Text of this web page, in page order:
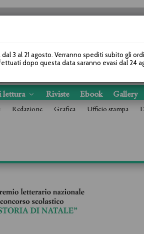
lettura Riviste Ebook Gallery
Redazione Grafica Ufficio stampa
dal 3 al 21 agosto. Verranno spediti subito gli
dopo questa data saranno evasi dal 24